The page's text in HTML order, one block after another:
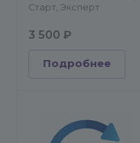
Старт, Эксперт
3 500 ₽
Подробнее